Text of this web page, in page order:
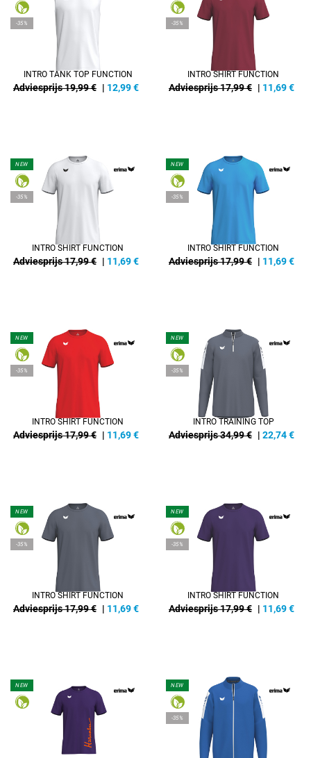
-35%
INTRO TANK TOP FUNCTION
Adviesprijs 19,99 € | 12,99€
-35%
INTRO SHIRT FUNCTION
Adviesprijs 17,99 € | 11,69€
NEW
-35%
INTRO SHIRT FUNCTION
Adviesprijs 17,99 € | 11,69€
NEW
-35%
INTRO SHIRT FUNCTION
Adviesprijs 17,99 € | 11,69€
NEW
-35%
INTRO SHIRT FUNCTION
Adviesprijs 17,99 € | 11,69€
NEW
-35%
INTRO TRAINING TOP
Adviesprijs 34,99 € | 22,74€
NEW
-35%
INTRO SHIRT FUNCTION
Adviesprijs 17,99 € | 11,69€
NEW
-35%
INTRO SHIRT FUNCTION
Adviesprijs 17,99 € | 11,69€
NEW NEW
-35%